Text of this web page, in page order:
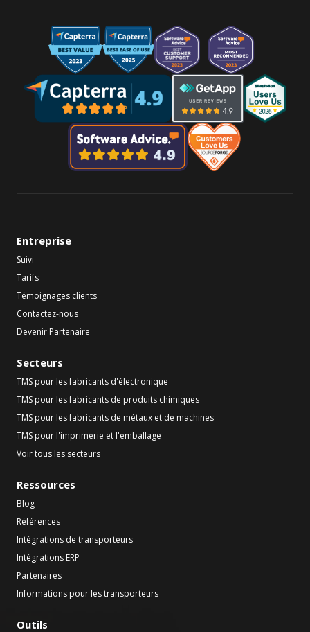
Entreprise
Suivi
Tarifs
Témoignages clients
Contactez-nous
Devenir Partenaire
Secteurs
TMS pour les fabricants d'électronique
TMS pour les fabricants de produits chimiques
TMS pour les fabricants de métaux et de machines
TMS pour l'imprimerie et l'emballage
Voir tous les secteurs
Ressources
Blog
Références
Intégrations de transporteurs
Intégrations ERP
Partenaires
Informations pour les transporteurs
Outils